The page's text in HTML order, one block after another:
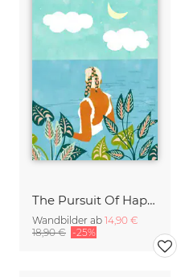
The Pursuit Of Happiness
Wandbilder ab 14,90 €
18,90 € -25%